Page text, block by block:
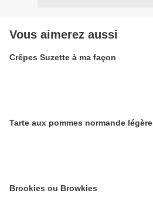
Vous aimerez aussi
Crêpes Suzette à ma façon
Tarte aux pommes normande légère
Brookies ou Browkies